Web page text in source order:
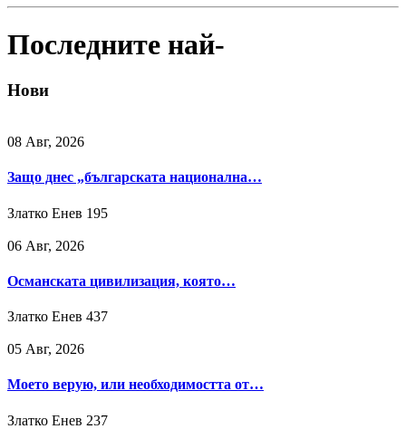
Последните най-
Нови
08 Авг, 2026
Защо днес „българската национална…
Златко Енев 195
06 Авг, 2026
Османската цивилизация, която…
Златко Енев 437
05 Авг, 2026
Моето верую, или необходимостта от…
Златко Енев 237